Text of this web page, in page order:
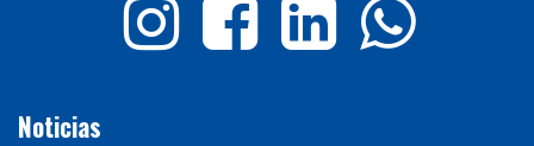
Noticias